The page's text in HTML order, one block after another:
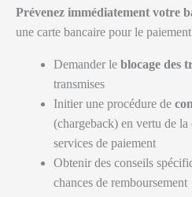
Prévenez immédiatement votre
une carte bancaire pour le
Demander le blocage des
transmises
Initier une procédure de
(chargeback) en vertu de
services de paiement
Obtenir des conseils
chances de remboursement